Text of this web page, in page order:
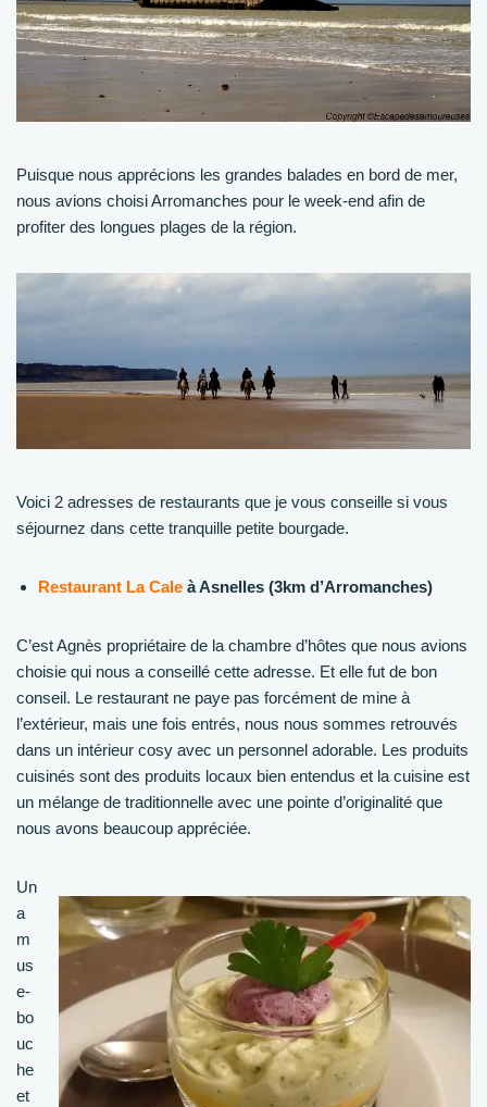
Puisque nous apprécions les grandes balades en bord de mer,
nous avions choisi Arromanches pour le week-end afin de
profiter des longues plages de la région.
Voici 2 adresses de restaurants que je vous conseille si vous
séjournez dans cette tranquille petite bourgade.
Restaurant La Cale à Asnelles (3km d’Arromanches)
C’est Agnès propriétaire de la chambre d’hôtes que nous avions
choisie qui nous a conseillé cette adresse. Et elle fut de bon
conseil. Le restaurant ne paye pas forcément de mine à
l’extérieur, mais une fois entrés, nous nous sommes retrouvés
dans un intérieur cosy avec un personnel adorable. Les produits
cuisinés sont des produits locaux bien entendus et la cuisine est
un mélange de traditionnelle avec une pointe d’originalité que
nous avons beaucoup appréciée.
Un
a
m
us
e-
bo
uc
he
et